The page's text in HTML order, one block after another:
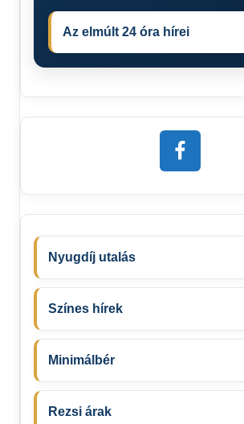
Az elmúlt 24 óra hírei
Nyugdíj utalás
Színes hírek
Minimálbér
Rezsi árak